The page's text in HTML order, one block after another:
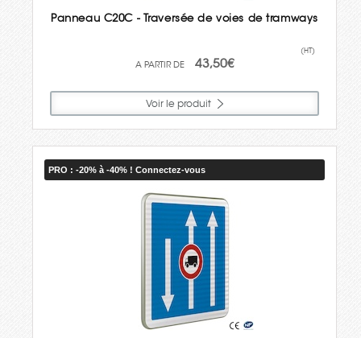
Panneau C20C - Traversée de voies de tramways
43,50€
(HT)
Voir le produit
PRO : -20% à -40% ! Connectez-vous